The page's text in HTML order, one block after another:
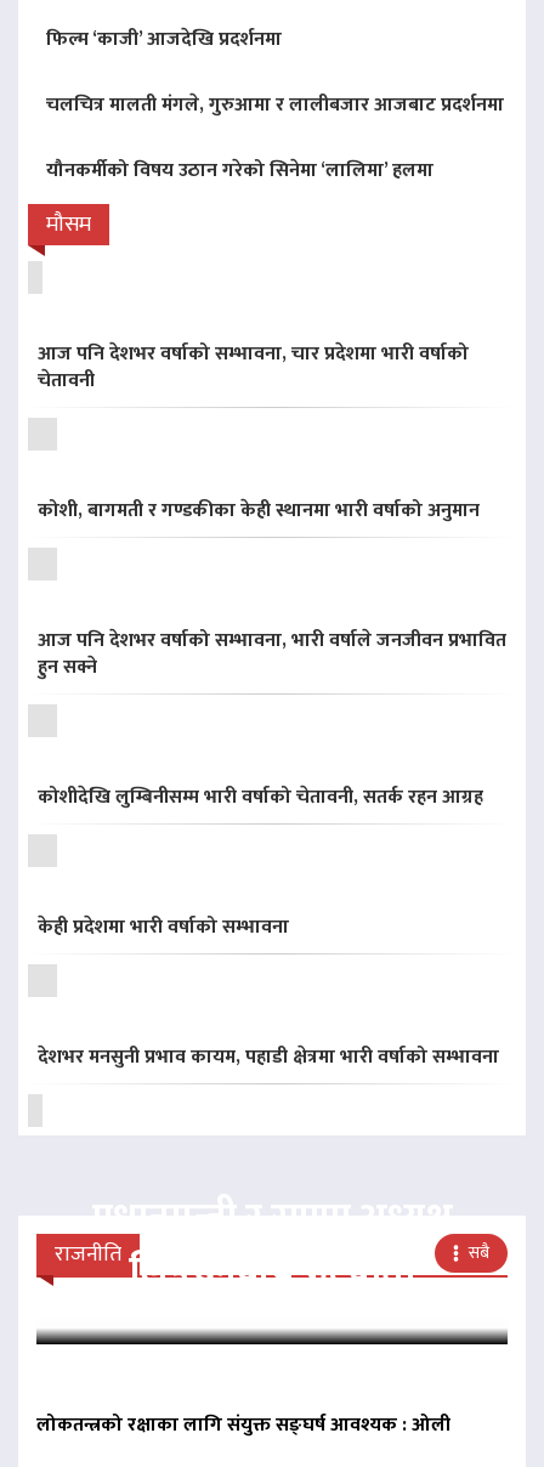
फिल्म ‘काजी’ आजदेखि प्रदर्शनमा
चलचित्र मालती मंगले, गुरुआमा र लालीबजार आजबाट प्रदर्शनमा
यौनकर्मीको विषय उठान गरेको सिनेमा ‘लालिमा’ हलमा
मौसम
आज पनि देशभर वर्षाको सम्भावना, चार प्रदेशमा भारी वर्षाको
चेतावनी
कोशी, बागमती र गण्डकीका केही स्थानमा भारी वर्षाको अनुमान
आज पनि देशभर वर्षाको सम्भावना, भारी वर्षाले जनजीवन प्रभावित
हुन सक्ने
कोशीदेखि लुम्बिनीसम्म भारी वर्षाको चेतावनी, सतर्क रहन आग्रह
केही प्रदेशमा भारी वर्षाको सम्भावना
देशभर मनसुनी प्रभाव कायम, पहाडी क्षेत्रमा भारी वर्षाको सम्भावना
राजनीति सबै
प्रधानमन्त्री र राप्रपा अध्यक्ष
लिङदेनबीच भेटवार्ता
लोकतन्त्रको रक्षाका लागि संयुक्त सङ्घर्ष आवश्यक : ओली